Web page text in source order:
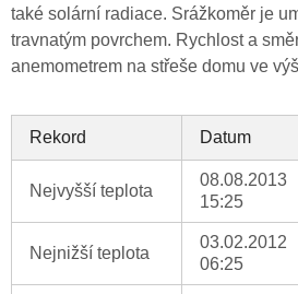
také solární radiace. Srážkoměr je
travnatým povrchem. Rychlost a
anemometrem na střeše domu ve
Rekord Datum
Nejvyšší teplota
08.08.2013
15:25
Nejnižší teplota
03.02.2012
06:25